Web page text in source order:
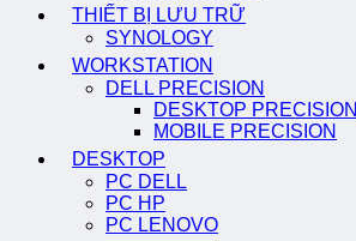
THIẾT BỊ LƯU TRỮ
SYNOLOGY
WORKSTATION
DELL PRECISION
DESKTOP PRECISION
MOBILE PRECISION
DESKTOP
PC DELL
PC HP
PC LENOVO